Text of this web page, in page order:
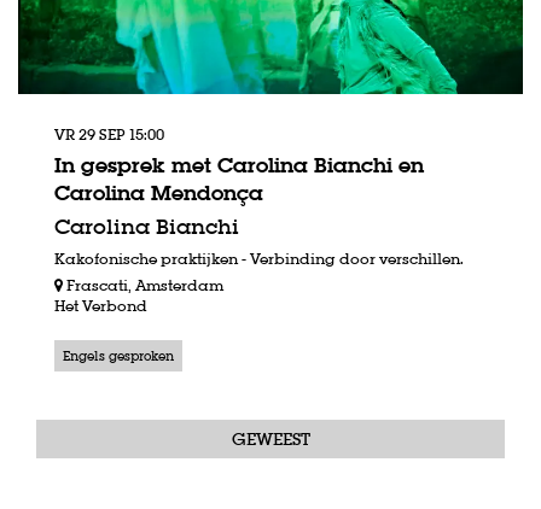
In gesprek met Carolina Bianchi en
Carolina Mendonça
Carolina Bianchi
VR 29 SEP15:00
Kakofonische praktijken - Verbinding door verschillen.
Frascati, Amsterdam
Het Verbond
Engels gesproken
GEWEEST